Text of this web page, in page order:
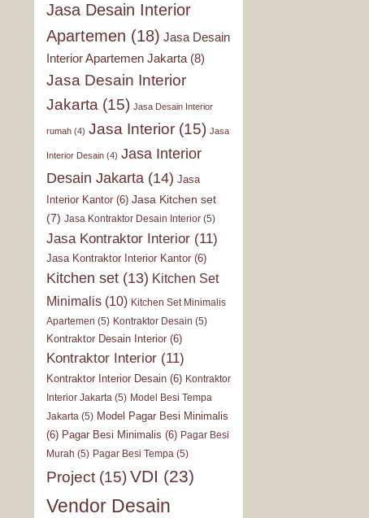
Jasa Desain Interior
Apartemen (18) Jasa Desain
Interior Apartemen Jakarta(8)
Jasa Desain Interior
Jakarta (15) Jasa Desain Interior
rumah(4) Jasa Interior(15) Jasa
Interior Desain(4) Jasa Interior
Desain Jakarta (14) Jasa
Interior Kantor(6) Jasa Kitchen set
(7) Jasa Kontraktor Desain Interior(5)
Jasa Kontraktor Interior(11)
Jasa Kontraktor Interior Kantor(6)
Kitchen set(13) Kitchen Set
Minimalis(10) Kitchen Set Minimalis
Apartemen (5) Kontraktor Desain (5)
Kontraktor Desain Interior(6)
Kontraktor Interior(11)
Kontraktor Interior Desain(6) Kontraktor
Interior Jakarta(5) Model Besi Tempa
Jakarta(5) Model Pagar Besi Minimalis
(6) Pagar Besi Minimalis (6) Pagar Besi
Murah (5) Pagar Besi Tempa(5)
Project(15) VDI (23)
Vendor Desain